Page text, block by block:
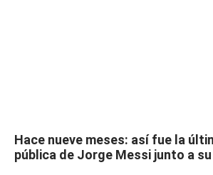
Hace nueve meses: así fue la
pública de Jorge Messi junto a su